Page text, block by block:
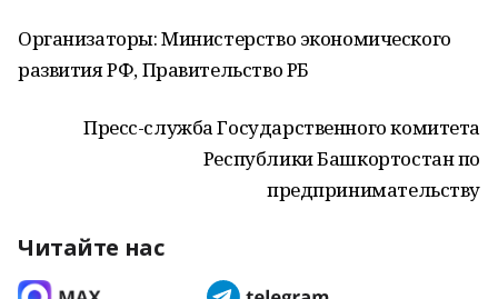
Организаторы: Министерство экономического
развития РФ, Правительство РБ
Пресс-служба Государственного комитета
Республики Башкортостан по
предпринимательству
Читайте нас